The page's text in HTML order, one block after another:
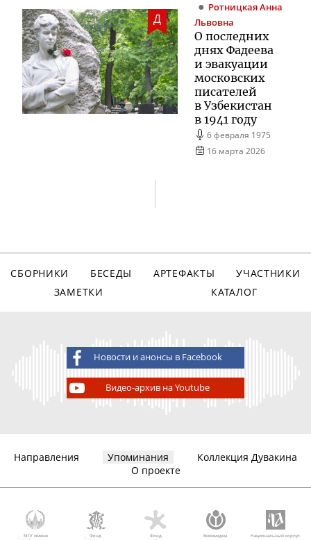
Д
Ротницкая Анна
Львовна
О последних
днях Фадеева
и эвакуации
московских
писателей
в Узбекистан
в 1941 году
6 февраля 1975
16 марта 2026
СБОРНИКИ БЕСЕДЫ АРТЕФАКТЫ
УЧАСТНИКИ
ЗАМЕТКИ
КАТАЛОГ
Новости и анонсы в Facebook
Видео-архив на Youtube
Направления Упоминания
Коллекция Дувакина
О проекте
МГУ имени
Фонд
Фонд
Викимедиа
Национальный корпус